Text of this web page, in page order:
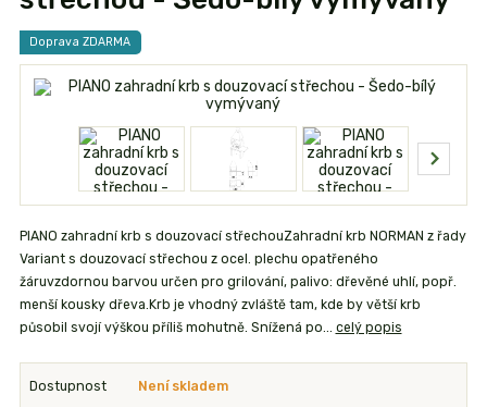
Doprava ZDARMA
PIANO zahradní krb s douzovací střechouZahradní krb NORMAN z řady
Variant s douzovací střechou z ocel. plechu opatřeného
žáruvzdornou barvou určen pro grilování, palivo: dřevěné uhlí, popř.
menší kousky dřeva.Krb je vhodný zvláště tam, kde by větší krb
působil svojí výškou příliš mohutně. Snížená po... celý popis
Dostupnost Není skladem